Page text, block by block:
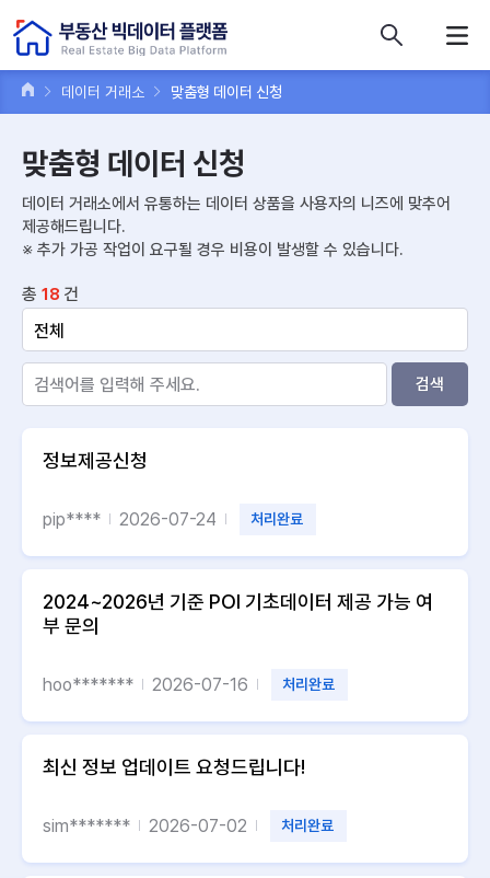
데이터 거래소 맞춤형 데이터 신청
맞춤형 데이터 신청
데이터 거래소에서 유통하는 데이터 상품을 사용자의 니즈에 맞추어
제공해드립니다.
※ 추가 가공 작업이 요구될 경우 비용이 발생할 수 있습니다.
총 18 건
검색
정보제공신청
pip**** 2026-07-24 처리완료
2024~2026년 기준 POI 기초데이터 제공 가능 여
부 문의
hoo******* 2026-07-16 처리완료
최신 정보 업데이트 요청드립니다!
sim******* 2026-07-02 처리완료